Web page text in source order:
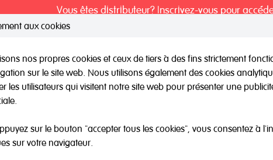
Vous êtes distributeur? Inscrivez-vous pour
HenBea Nardil / Autres marques Outlet Á propos
aux cookies
nos propres cookies et ceux de tiers à des fins strictement
sur le site web. Nous utilisons également des cookies
les utilisateurs qui visitent notre site web pour présenter une
sur le bouton "accepter tous les cookies", vous consentez à
sur votre navigateur.